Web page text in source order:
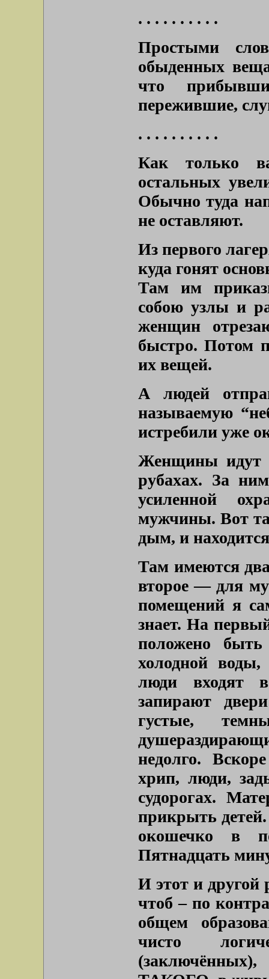
. . . . . . . . . .
Простыми
обыденных
что
пережившие,
. . . . . . . . . .
Как только
остальных
Обычно туда
не оставляют.
Из первого
куда гонят
Там им
собою узлы и
женщин
быстро. Потом
их вещей.
А людей
называемую
истребили уже
Женщины идут
рубахах. За
усиленной
мужчины. Вот
дым, и
Там имеются
второе — для
помещений я
знает. На
положено
холодной
люди входят
запирают
густые,
недолго.
хрип, люди,
судорогах.
прикрыть
окошечко в
Пятнадцать
И этот и другой
чтоб – по
общем
чисто